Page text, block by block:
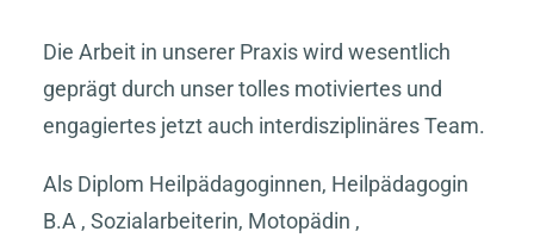
Die Arbeit in unserer Praxis wird wesentlich
geprägt durch unser tolles motiviertes und
engagiertes jetzt auch interdisziplinäres Team.
Als Diplom Heilpädagoginnen, Heilpädagogin
B.A , Sozialarbeiterin, Motopädin ,